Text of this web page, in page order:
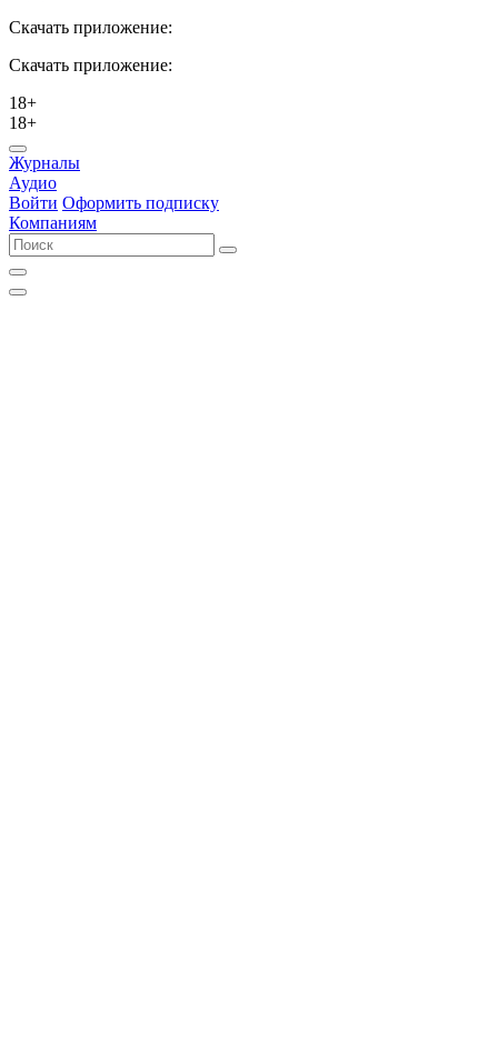
Скачать приложение:
Скачать приложение:
18+
18+
Журналы
Аудио
Войти Оформить подписку
Компаниям